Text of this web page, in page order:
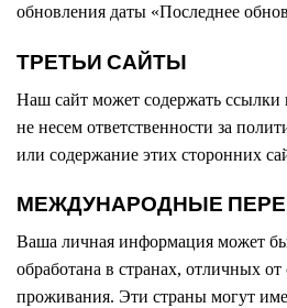
обновления даты «Последнее
ТРЕТЬИ САЙТЫ
Наш сайт может содержать
не несем ответственности за
или содержание этих сторонних
МЕЖДУНАРОДНЫЕ
Ваша личная информация может
обработана в странах, отличных
проживания. Эти страны могут